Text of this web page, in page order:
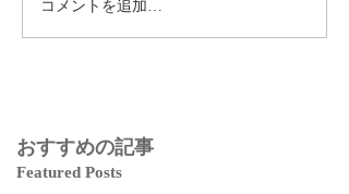
コメントを追加…
おすすめの記事
Featured Posts